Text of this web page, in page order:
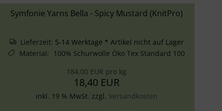
Symfonie Yarns Bella - Spicy Mustard (KnitPro)
Lieferzeit: 5-14 Werktage * Artikel nicht auf Lager
Material: 100% Schurwolle Öko Tex Standard 100
184,00 EUR pro kg
18,40 EUR
inkl. 19 % MwSt. zzgl. Versandkosten